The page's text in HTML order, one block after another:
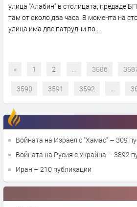
улица "Алабин" в столицата, предаде
там от около два часа. В момента на
улица има две патрулни по...
« 1 2 ... 3586
3590 3591 3592 ...
Войната на Израел с "Хамас"
Войната на Русия с Украйна
Иран
– 210 публикации